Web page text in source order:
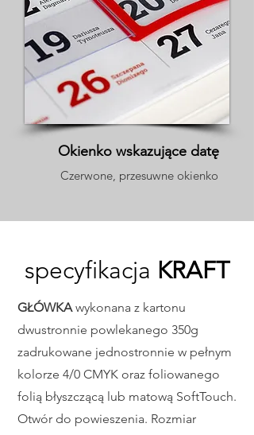
Okienko wskazujące datę
Czerwone, przesuwne okienko
specyfikacja KRAFT
GŁÓWKAwykonana z kartonu
dwustronnie powlekanego 350g
zadrukowane jednostronnie w pełnym
kolorze 4/0 CMYK oraz foliowanego
folią błyszczącą lub matową SoftTouch.
Otwór do powieszenia. Rozmiar